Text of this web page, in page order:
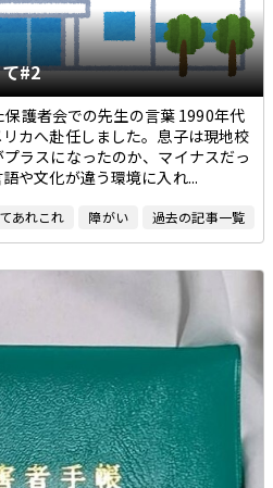
#2
護者会での先生の言葉 1990年代
カへ赴任しました。息子は現地校
ラスになったのか、マイナスだっ
や文化が違う環境に入れ...
あれこれ 障がい 過去の記事一覧